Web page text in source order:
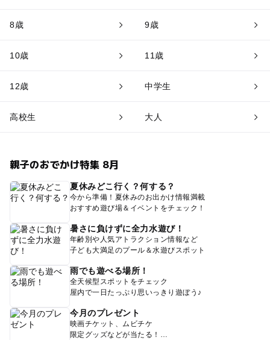
8歳 9歳
10歳 11歳
12歳 中学生
高校生 大人
親子のおでかけ特集 8月
夏休みどこ行く？何する？
今から準備！夏休みのお出かけ情報満載
おすすめ遊び場＆イベントをチェック！
暑さに負けずに全力水遊び！
年齢別や人気アトラクション情報など
子ども大満足のプール＆水遊びスポット
雨でも遊べる場所！
全天候型スポットをチェック
屋内で一日たっぷり思いっきり遊ぼう♪
今月のプレゼント
映画チケット、ムビチケ
限定グッズなどが当たる！